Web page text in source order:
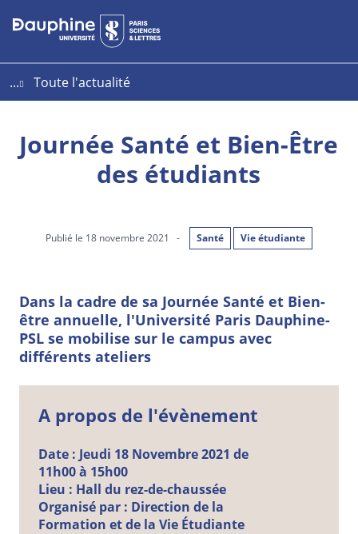
Aller
au
Aller
au
Plan
du
...
Toute l'actualité
Journée Santé et Bien-Être
des étudiants
Publié le 18 novembre 2021 - Santé Vie étudiante
Dans la cadre de sa Journée Santé et Bien-
être annuelle, l'Université Paris Dauphine-
PSL se mobilise sur le campus avec
différents ateliers
A propos de l'évènement
Date : Jeudi 18 Novembre2021 de
11h00 à 15h00
Lieu : Hall du rez-de-chaussée
Organisé par : Direction de la
Formation et de la Vie Étudiante